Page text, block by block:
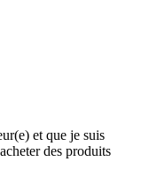
et que je suis
des produits